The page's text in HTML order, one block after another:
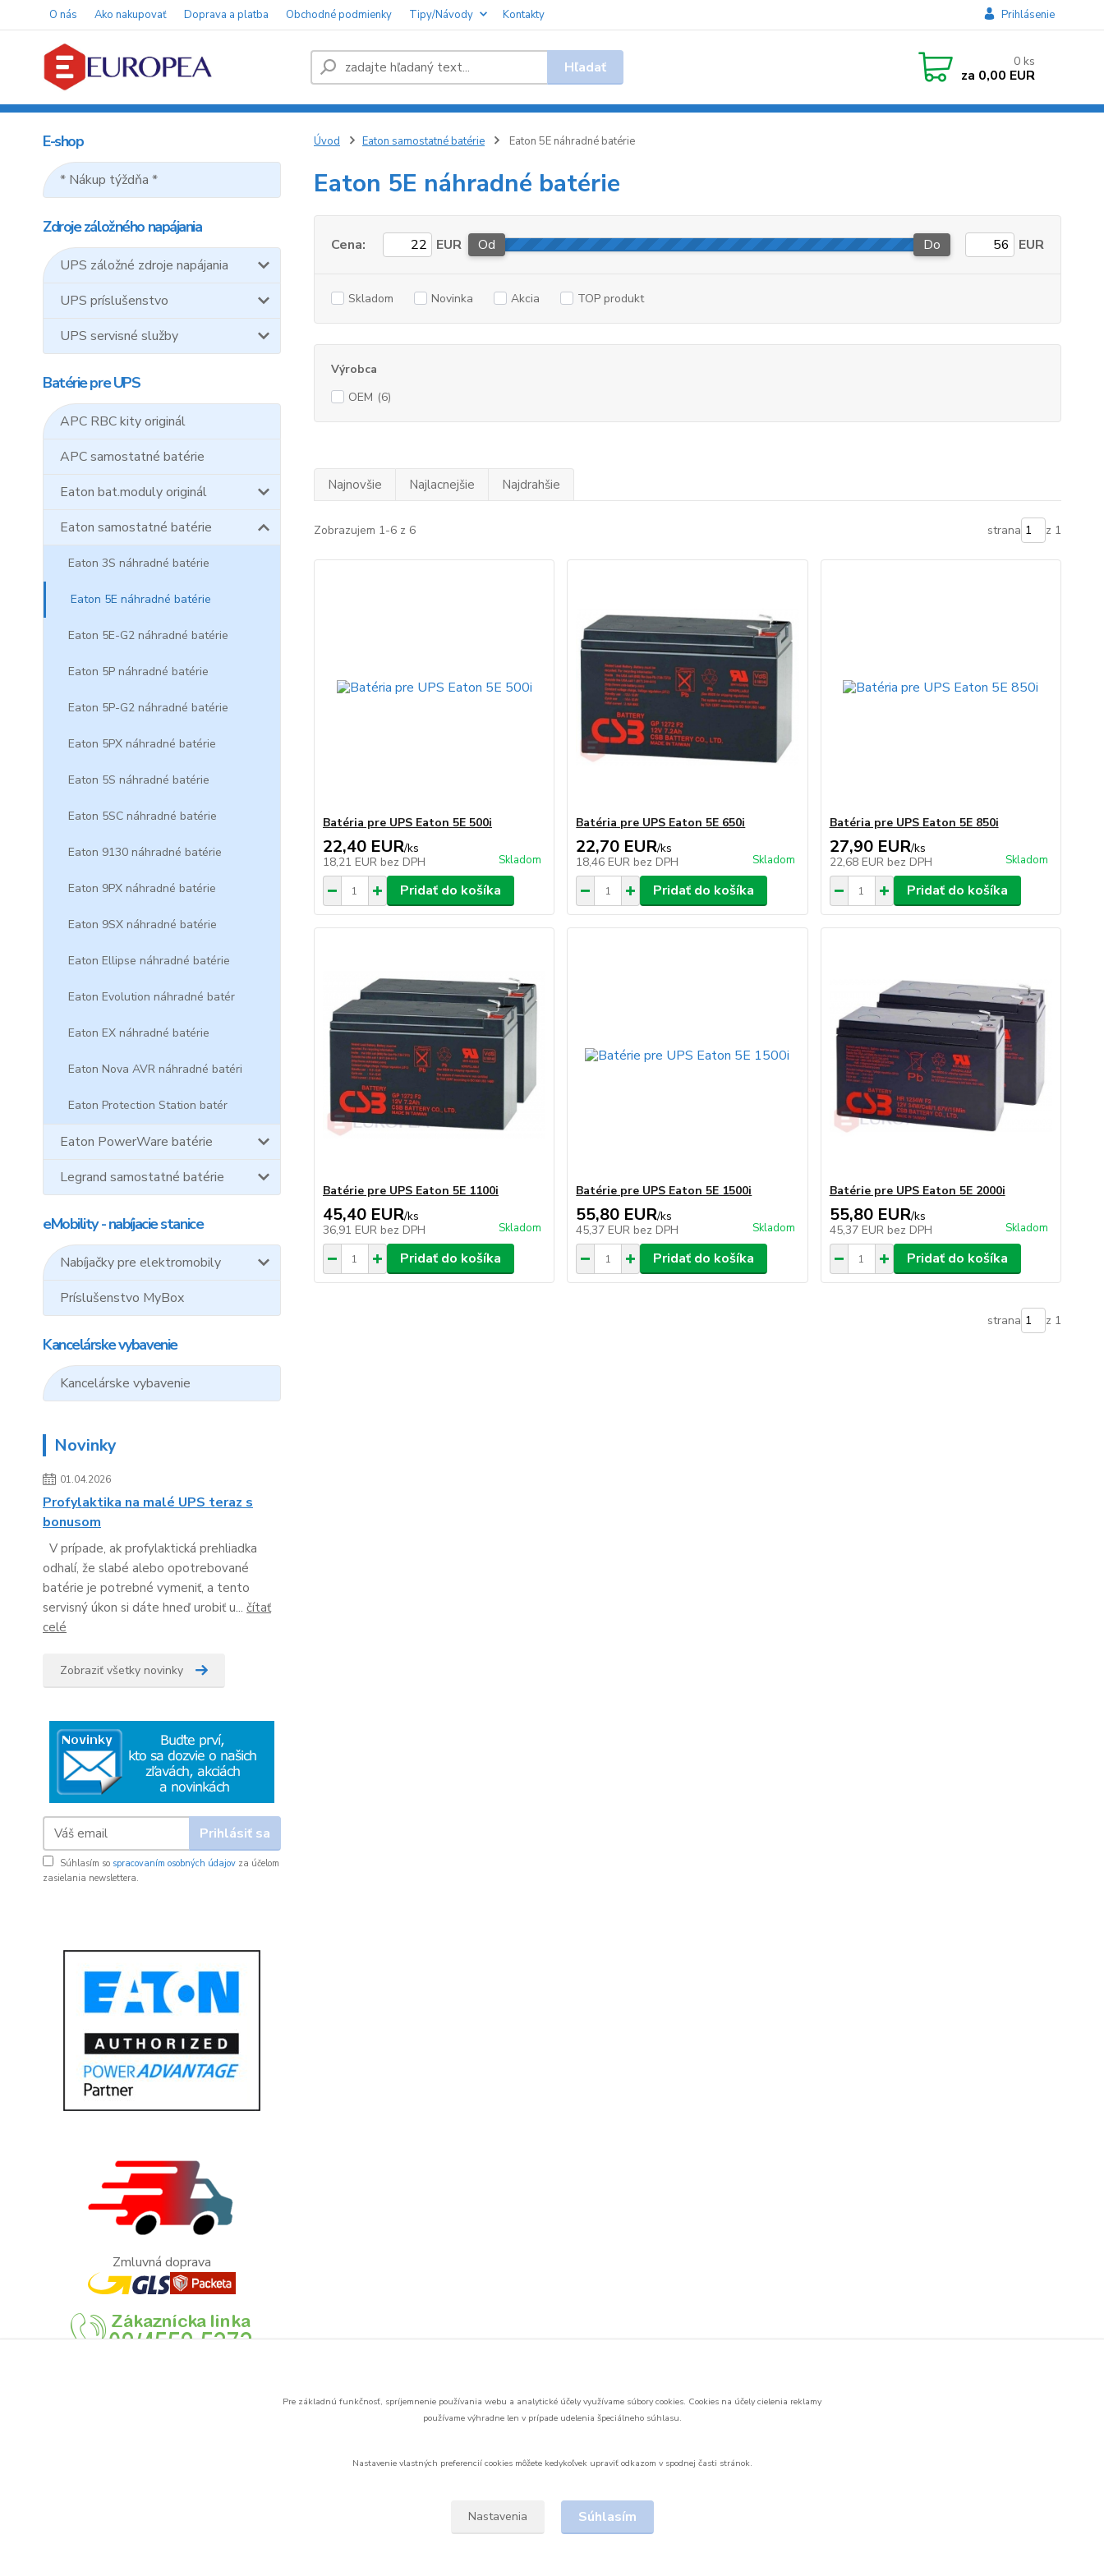
O nás Ako nakupovať Doprava a platba Obchodné podmienky Tipy/Návody Kontakty Prihlásenie
Hľadať 0 ks
za 0,00 EUR
E-shop
* Nákup týždňa *
Zdroje záložného napájania
UPS záložné zdroje napájania
UPS príslušenstvo
UPS servisné služby
Batérie pre UPS
APC RBC kity originál
APC samostatné batérie
Eaton bat.moduly originál
Eaton samostatné batérie
Eaton 3S náhradné batérie
Eaton 5E náhradné batérie
Eaton 5E-G2 náhradné batérie
Eaton 5P náhradné batérie
Eaton 5P-G2 náhradné batérie
Eaton 5PX náhradné batérie
Eaton 5S náhradné batérie
Eaton 5SC náhradné batérie
Eaton 9130 náhradné batérie
Eaton 9PX náhradné batérie
Eaton 9SX náhradné batérie
Eaton Ellipse náhradné batérie
Eaton Evolution náhradné batér
Eaton EX náhradné batérie
Eaton Nova AVR náhradné batéri
Eaton Protection Station batér
Eaton PowerWare batérie
Legrand samostatné batérie
eMobility - nabíjacie stanice
Nabíjačky pre elektromobily
Príslušenstvo MyBox
Kancelárske vybavenie
Kancelárske vybavenie
Novinky
01.04.2026
Profylaktika na malé UPS teraz s
bonusom
V prípade, ak profylaktická prehliadka
odhalí, že slabé alebo opotrebované
batérie je potrebné vymeniť, a tento
servisný úkon si dáte hneď urobiť u... čítať
celé
Zobraziť všetky novinky
Prihlásiť sa
Súhlasím so spracovaním osobných údajov za účelom
zasielania newslettera.
Zmluvná doprava
Úvod Eaton samostatné batérie Eaton 5E náhradné batérie
Eaton 5E náhradné batérie
Cena: EUR Od Do EUR
Skladom Novinka Akcia TOP produkt
Výrobca
OEM (6)
Najnovšie Najlacnejšie Najdrahšie
Zobrazujem 1-6 z 6 strana z 1
Batéria pre UPS Eaton 5E 500i
22,40 EUR/ks
18,21 EUR bez DPH Skladom
Pridať do košíka
Batéria pre UPS Eaton 5E 650i
22,70 EUR/ks
18,46 EUR bez DPH Skladom
Pridať do košíka
Batéria pre UPS Eaton 5E 850i
27,90 EUR/ks
22,68 EUR bez DPH Skladom
Pridať do košíka
Batérie pre UPS Eaton 5E 1100i
45,40 EUR/ks
36,91 EUR bez DPH Skladom
Pridať do košíka
Batérie pre UPS Eaton 5E 1500i
55,80 EUR/ks
45,37 EUR bez DPH Skladom
Pridať do košíka
Batérie pre UPS Eaton 5E 2000i
55,80 EUR/ks
45,37 EUR bez DPH Skladom
Pridať do košíka
strana z 1
Pre základnú funkčnosť, spríjemnenie používania webu a analytické účely využívame súbory cookies. Cookies na účely cielenia reklamy
používame výhradne len v prípade udelenia špeciálneho súhlasu.
Nastavenie vlastných preferencií cookies môžete kedykoľvek upraviť odkazom v spodnej časti stránok.
Nastavenia Súhlasím